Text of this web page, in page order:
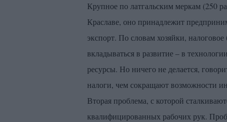
Крупное по латгальским меркам (250
Краславе, оно принадлежит
экспорт. По словам хозяйки,
вкладываться в развитие – в
ресурсы. Но ничего не делается,
налоги, чем сокращают возможности
Вторая проблема, с которой
квалифицированных рабочих рук.